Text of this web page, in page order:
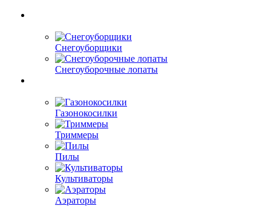
Снегоуборщики
Снегоуборочные лопаты
Газонокосилки
Триммеры
Пилы
Культиваторы
Аэраторы